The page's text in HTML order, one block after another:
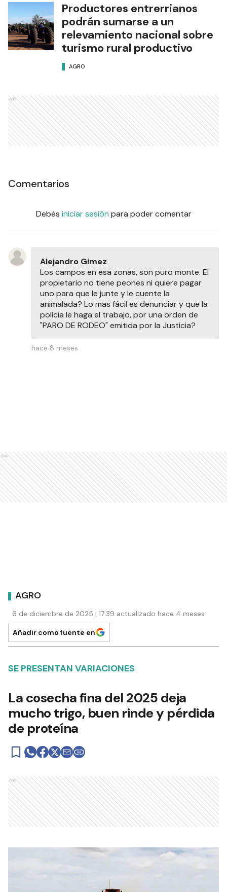
Productores entrerrianos
podrán sumarse a un
relevamiento nacional sobre
turismo rural productivo
AGRO
Ads
Comentarios
Debés iniciar sesión para poder comentar
Alejandro Gimez
Los campos en esa zonas, son puro monte. El
propietario no tiene peones ni quiere pagar
uno para que le junte y le cuente la
animalada? Lo mas fácil es denunciar y que la
policía le haga el trabajo, por una orden de
"PARO DE RODEO" emitida por la Justicia?
hace 8 meses
Ads
AGRO
6 de diciembre de 2025 | 17:39 actualizado hace 4 meses
Añadir como fuente en
SE PRESENTAN VARIACIONES
La cosecha fina del 2025 deja
mucho trigo, buen rinde y pérdida
de proteína
Ads